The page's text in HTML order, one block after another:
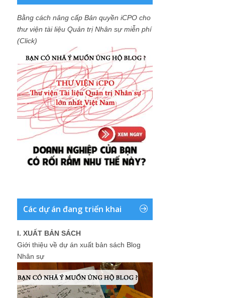
Bằng cách nâng cấp Bản quyền iCPO cho
thư viện tài liệu Quản trị Nhân sự miễn phí
(Click)
Các dự án đang triển khai
I. XUẤT BẢN SÁCH
Giới thiệu về dự án xuất bản sách Blog
Nhân sự